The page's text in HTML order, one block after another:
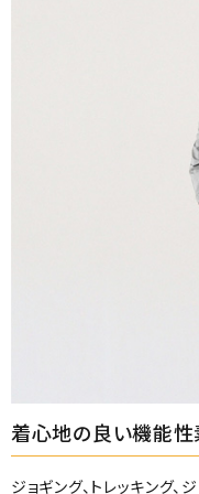
着心地の良い機能性
ジョギング、トレッキング